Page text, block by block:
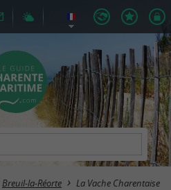
Breuil-la-Réorte La Vache Charentaise